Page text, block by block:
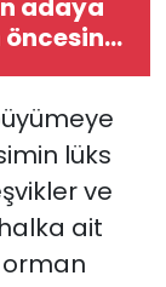
adaya
doğru
lüks
ve
ait
orman